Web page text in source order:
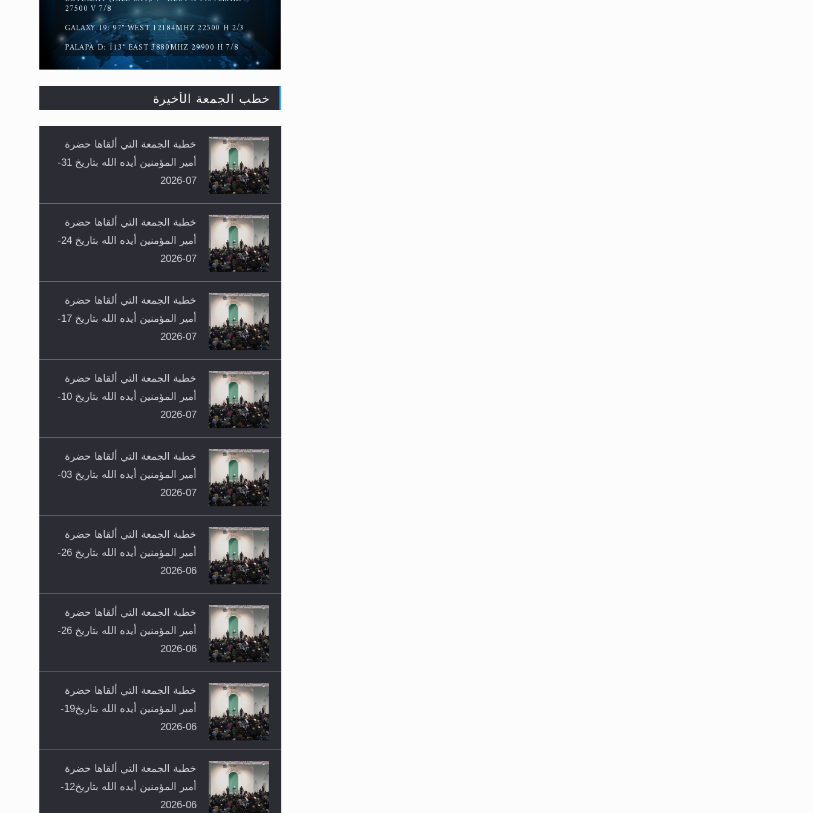
27500 V 7/8
GALAXY 19: 97° WEST 12184MHZ 22500 H 2/3
PALAPA D: 113° EAST 3880MHZ 29900 H 7/8
خطب الجمعة الأخيرة
خطبة الجمعة التي ألقاها حضرة
أمير المؤمنين أيده الله بتاريخ 31-
07-2026
خطبة الجمعة التي ألقاها حضرة
أمير المؤمنين أيده الله بتاريخ 24-
07-2026
خطبة الجمعة التي ألقاها حضرة
أمير المؤمنين أيده الله بتاريخ 17-
07-2026
خطبة الجمعة التي ألقاها حضرة
أمير المؤمنين أيده الله بتاريخ 10-
07-2026
خطبة الجمعة التي ألقاها حضرة
أمير المؤمنين أيده الله بتاريخ 03-
07-2026
خطبة الجمعة التي ألقاها حضرة
أمير المؤمنين أيده الله بتاريخ 26-
06-2026
خطبة الجمعة التي ألقاها حضرة
أمير المؤمنين أيده الله بتاريخ 26-
06-2026
خطبة الجمعة التي ألقاها حضرة
أمير المؤمنين أيده الله بتاريخ19-
06-2026
خطبة الجمعة التي ألقاها حضرة
أمير المؤمنين أيده الله بتاريخ12-
06-2026